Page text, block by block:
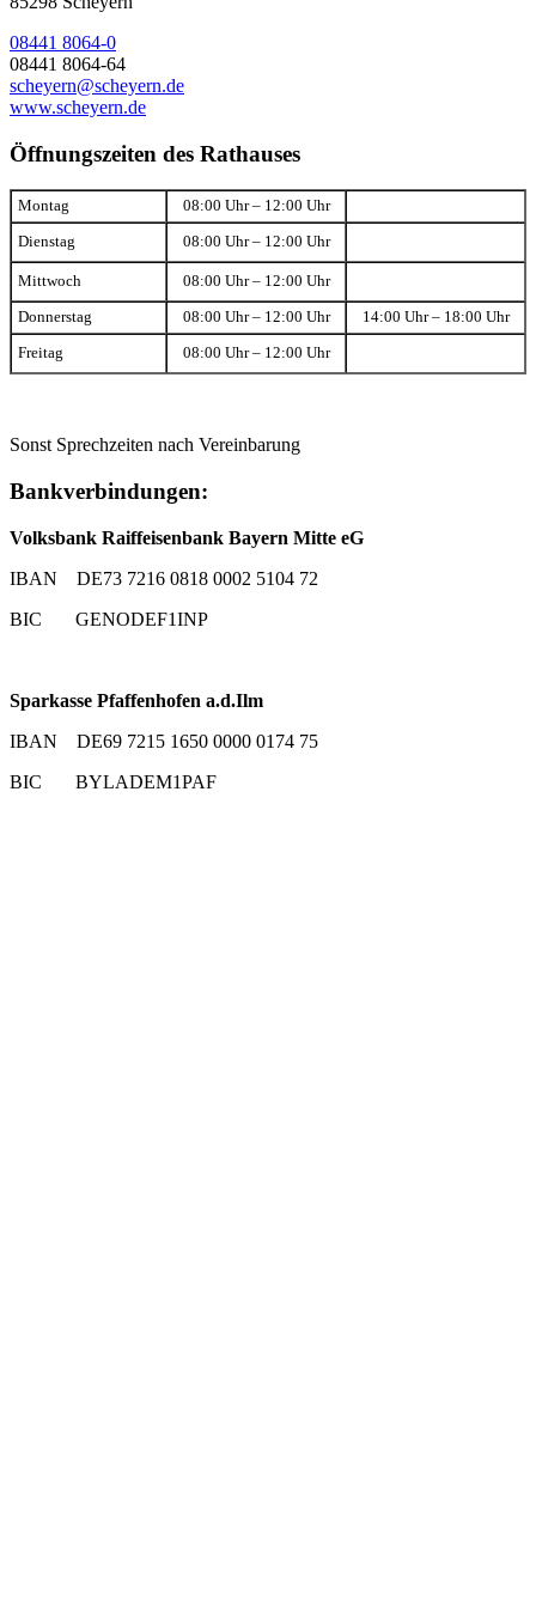
08441 8064-0
08441 8064-64
scheyern@scheyern.de
www.scheyern.de
Öffnungszeiten des Rathauses
Montag 08:00 Uhr – 12:00 Uhr
Dienstag 08:00 Uhr – 12:00 Uhr
Mittwoch 08:00 Uhr – 12:00 Uhr
Donnerstag 08:00 Uhr – 12:00 Uhr 14:00 Uhr – 18:00 Uhr
Freitag 08:00 Uhr – 12:00 Uhr
Sonst Sprechzeiten nach Vereinbarung
Bankverbindungen:
Volksbank Raiffeisenbank Bayern Mitte eG
IBAN DE73 7216 0818 0002 5104 72
BIC GENODEF1INP
Sparkasse Pfaffenhofen a.d.Ilm
IBAN DE69 7215 1650 0000 0174 75
BIC BYLADEM1PAF